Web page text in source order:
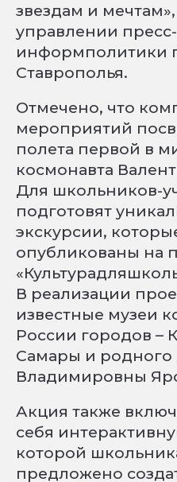
звездам и
управлении
информполитики
Ставрополья.
Отмечено, что
мероприятий
полета первой в
космонавта
Для школьников-
подготовят
экскурсии,
опубликованы на
В реализации
известные музеи
России городов –
Самары и родного
Владимировны
Акция также
себя
которой
предложено